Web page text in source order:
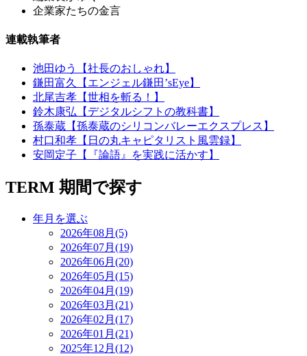
企業家たちの金言
連載執筆者
池田ゆう【社長のおしゃれ】
鎌田富久【エンジェル鎌田’sEye】
北尾吉孝【世相を斬る！】
鈴木康弘【デジタルシフトの教科書】
孫泰蔵【孫泰蔵のシリコンバレーエクスプレス】
村口和孝【日の丸キャピタリスト風雲録】
安岡定子【『論語』を実践に活かす】
TERM 期間で探す
年月を選ぶ
2026年08月(5)
2026年07月(19)
2026年06月(20)
2026年05月(15)
2026年04月(19)
2026年03月(21)
2026年02月(17)
2026年01月(21)
2025年12月(12)